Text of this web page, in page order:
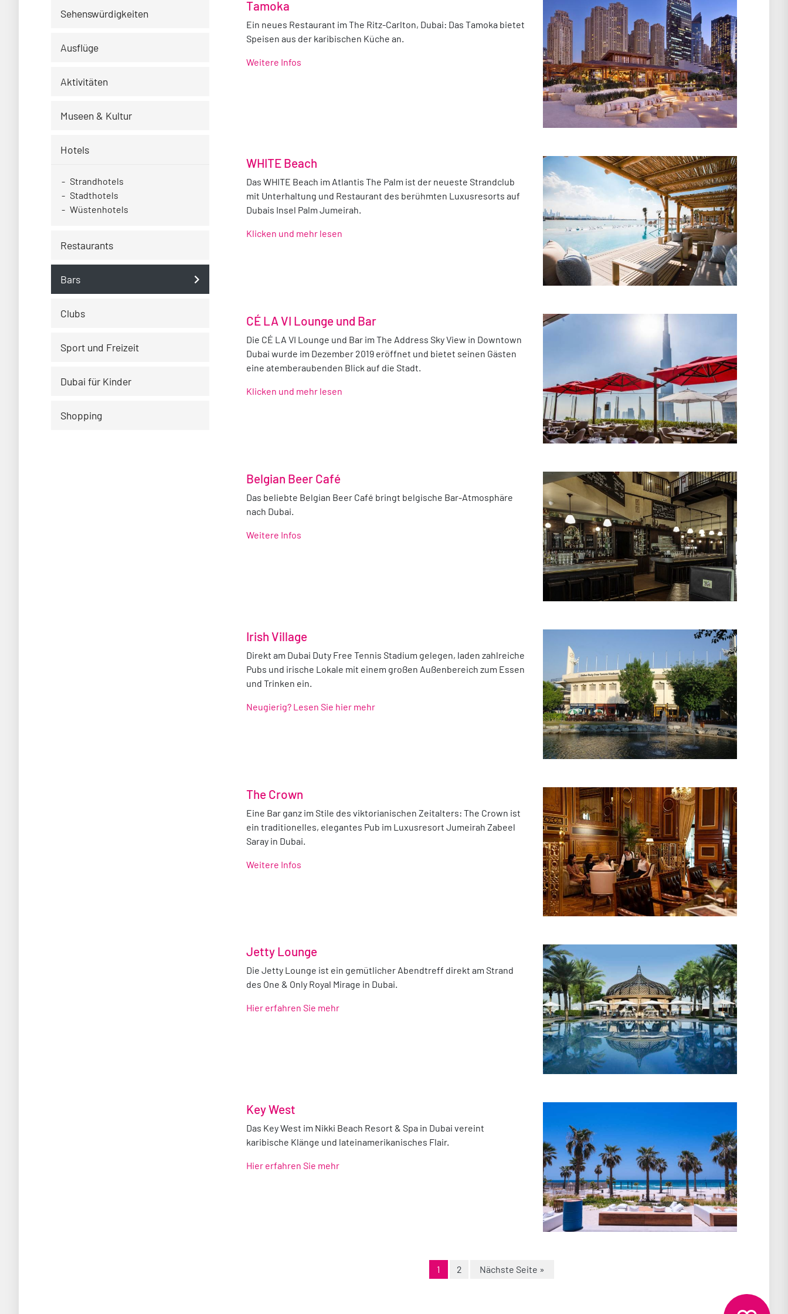
Sehenswürdigkeiten
Ausflüge
Aktivitäten
Museen & Kultur
Hotels
Strandhotels
Stadthotels
Wüstenhotels
Restaurants
Bars
Clubs
Sport und Freizeit
Dubai für Kinder
Shopping
Tamoka
Ein neues Restaurant im The Ritz-Carlton, Dubai: Das Tamoka bietet
Speisen aus der karibischen Küche an.
Weitere Infos
WHITE Beach
Das WHITE Beach im Atlantis The Palm ist der neueste Strandclub
mit Unterhaltung und Restaurant des berühmten Luxusresorts auf
Dubais Insel Palm Jumeirah.
Klicken und mehr lesen
CÉ LA VI Lounge und Bar
Die CÉ LA VI Lounge und Bar im The Address Sky View in Downtown
Dubai wurde im Dezember 2019 eröffnet und bietet seinen Gästen
eine atemberaubenden Blick auf die Stadt.
Klicken und mehr lesen
Belgian Beer Café
Das beliebte Belgian Beer Café bringt belgische Bar-Atmosphäre
nach Dubai.
Weitere Infos
Irish Village
Direkt am Dubai Duty Free Tennis Stadium gelegen, laden zahlreiche
Pubs und irische Lokale mit einem großen Außenbereich zum Essen
und Trinken ein.
Neugierig? Lesen Sie hier mehr
The Crown
Eine Bar ganz im Stile des viktorianischen Zeitalters: The Crown ist
ein traditionelles, elegantes Pub im Luxusresort Jumeirah Zabeel
Saray in Dubai.
Weitere Infos
Jetty Lounge
Die Jetty Lounge ist ein gemütlicher Abendtreff direkt am Strand
des One & Only Royal Mirage in Dubai.
Hier erfahren Sie mehr
Key West
Das Key West im Nikki Beach Resort & Spa in Dubai vereint
karibische Klänge und lateinamerikanisches Flair.
Hier erfahren Sie mehr
1 2 Nächste Seite »